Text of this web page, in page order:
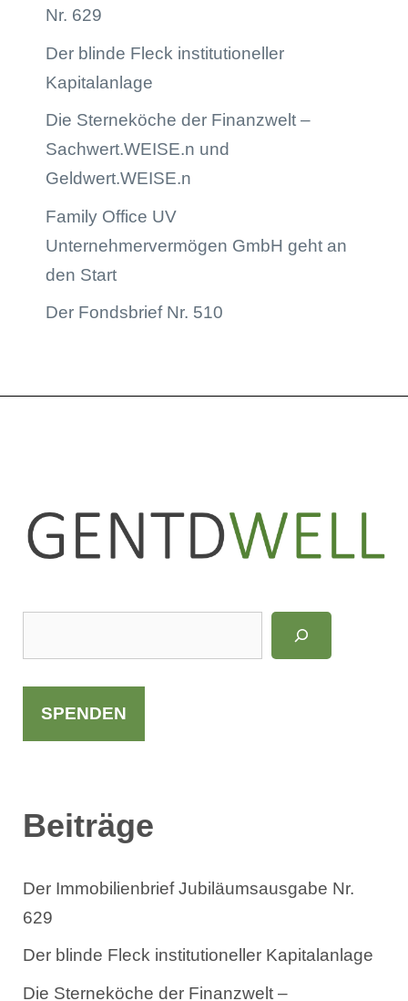
Nr. 629
Der blinde Fleck institutioneller
Kapitalanlage
Die Sterneköche der Finanzwelt –
Sachwert.WEISE.n und
Geldwert.WEISE.n
Family Office UV
Unternehmervermögen GmbH geht an
den Start
Der Fondsbrief Nr. 510
u
c
e
SPENDEN
Beiträge
Der Immobilienbrief Jubiläumsausgabe Nr.
629
Der blinde Fleck institutioneller Kapitalanlage
Die Sterneköche der Finanzwelt –